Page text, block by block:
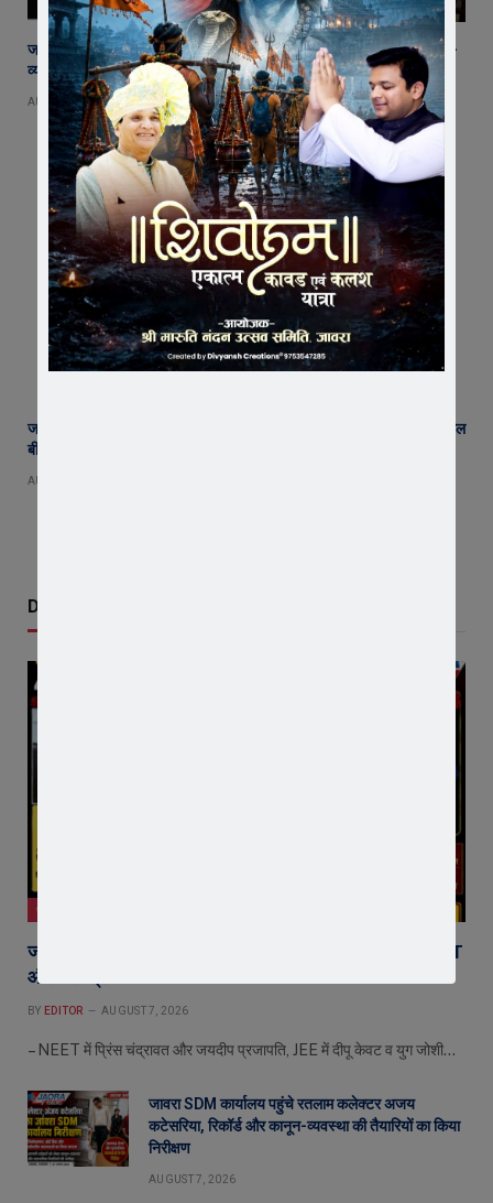
जावरा SDM कार्यालय पहुंचे रतलाम कलेक्टर अजय कटेसरिया, रिकॉर्ड और कानून-
व्यवस्था की तैयारियों का किया निरीक्षण
AUGUST 7, 2026
जावरा में किसानों और कांग्रेस का जंगी प्रदर्शन, राजस्व विभाग में भ्रष्टाचार और फसल
बीमा पर जताया आक्रोश
AUGUST 6, 2026
Don't Miss
जावरा
जावरा की माइलस्टोन अकैडमी का शानदार प्रदर्शन, 2 छात्र NEET
और 2 छात्र JEE में चयनित
BY EDITOR AUGUST 7, 2026
– NEET में प्रिंस चंद्रावत और जयदीप प्रजापति, JEE में दीपू केवट व युग जोशी…
जावरा SDM कार्यालय पहुंचे रतलाम कलेक्टर अजय
कटेसरिया, रिकॉर्ड और कानून-व्यवस्था की तैयारियों का किया
निरीक्षण
AUGUST 7, 2026